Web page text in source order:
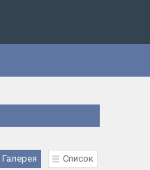
Галерея Список